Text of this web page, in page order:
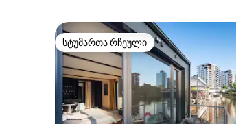
სტუმართა რჩეული
სტუმართა რჩეული